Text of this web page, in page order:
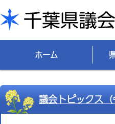
千葉
ホーム
議会トピックス（